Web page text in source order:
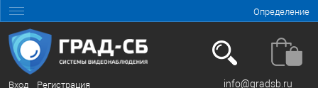
Определение
Вход Регистрация info@gradsb.ru